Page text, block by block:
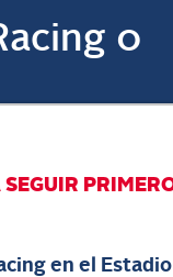
0
en el